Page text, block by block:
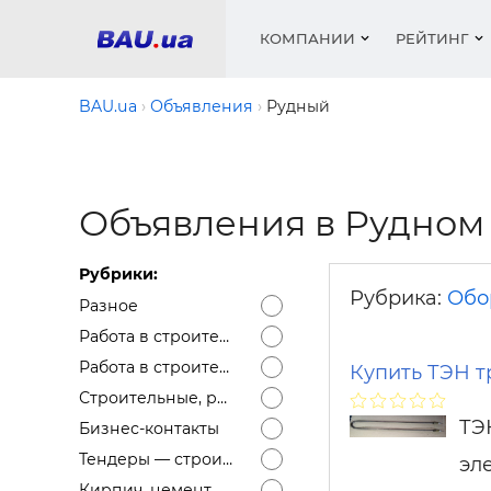
КОМПАНИИ РЕЙТИНГ
Медиа
Окна и
песок,
Краски,
BAU.ua Объявления Рудный
Объявления в Рудном
Рубрики:
Разное
Работа в строительстве — Вакансии
Работа в строительстве — Резюме
Строительные, ремонтные услуги
Бизнес-контакты
Тендеры — строительные
Рубрика:
Купить ТЭН